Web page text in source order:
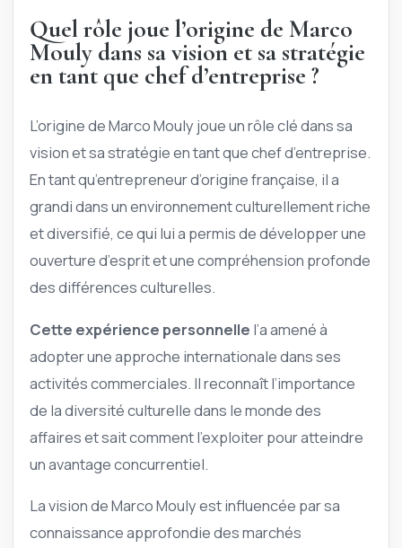
Quel rôle joue l’origine de Marco
Mouly dans sa vision et sa stratégie
en tant que chef d’entreprise ?
L’origine de Marco Mouly joue un rôle clé dans sa
vision et sa stratégie en tant que chef d’entreprise.
En tant qu’entrepreneur d’origine française, il a
grandi dans un environnement culturellement riche
et diversifié, ce qui lui a permis de développer une
ouverture d’esprit et une compréhension profonde
des différences culturelles.
Cette expérience personnelle l’a amené à
adopter une approche internationale dans ses
activités commerciales. Il reconnaît l’importance
de la diversité culturelle dans le monde des
affaires et sait comment l’exploiter pour atteindre
un avantage concurrentiel.
La vision de Marco Mouly est influencée par sa
connaissance approfondie des marchés